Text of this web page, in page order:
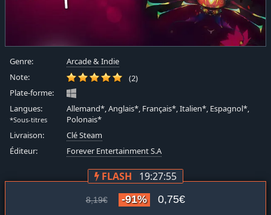
Genre:
Arcade & Indie
Note:
(2)
Plate-forme:
Langues:
*Sous-titres
Allemand*, Anglais*, Français*, Italien*, Espagnol*,
Polonais*
Livraison:
Clé Steam
Éditeur:
Forever Entertainment S.A
FLASH 19:27:55
8,19€ -91% 0,75€